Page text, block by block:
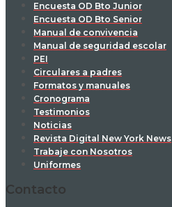
Encuesta OD Bto Junior
Encuesta OD Bto Senior
Manual de convivencia
Manual de seguridad escolar
PEI
Circulares a padres
Formatos y manuales
Cronograma
Testimonios
Noticias
Revista Digital New York News
Trabaje con Nosotros
Uniformes
Contacto